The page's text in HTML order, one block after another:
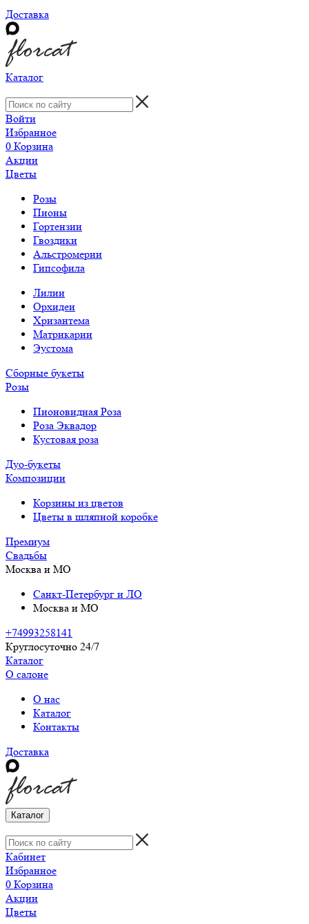
Доставка
Каталог
Войти
Избранное
0 Корзина
Акции
Цветы
Розы
Пионы
Гортензии
Гвоздики
Альстромерии
Гипсофила
Лилии
Орхидеи
Хризантема
Матрикарии
Эустома
Сборные букеты
Розы
Пионовидная Роза
Роза Эквадор
Кустовая роза
Дуо-букеты
Композиции
Корзины из цветов
Цветы в шляпной коробке
Премиум
Свадьбы
Москва и МО
Санкт-Петербург и ЛО
Москва и МО
+74993258141
Круглосуточно 24/7
Каталог
О салоне
О нас
Каталог
Контакты
Доставка
Каталог
Кабинет
Избранное
0 Корзина
Акции
Цветы